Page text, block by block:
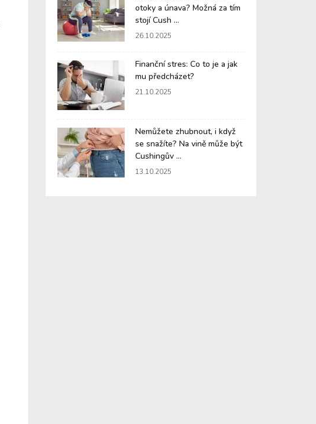
otoky a únava? Možná za tím
stojí Cush ...
26.10.2025
Finanční stres: Co to je a jak
mu předcházet?
21.10.2025
Nemůžete zhubnout, i když
se snažíte? Na vině může být
Cushingův ...
13.10.2025